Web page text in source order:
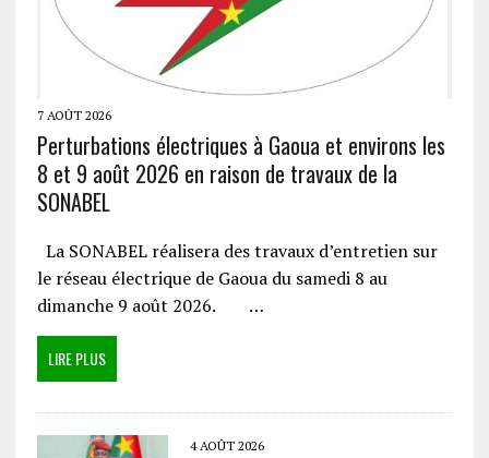
7 AOÛT 2026
Perturbations électriques à Gaoua et environs les
8 et 9 août 2026 en raison de travaux de la
SONABEL
La SONABEL réalisera des travaux d’entretien sur
le réseau électrique de Gaoua du samedi 8 au
dimanche 9 août 2026. …
LIRE PLUS
4 AOÛT 2026